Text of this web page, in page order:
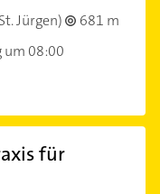
Jürgen)
681 m
08:00
für